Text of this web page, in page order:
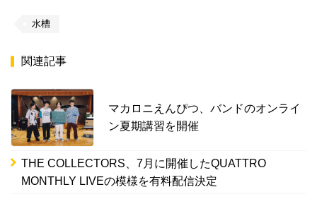
水槽
関連記事
マカロニえんぴつ、バンドのオンライ
ン夏期講習を開催
THE COLLECTORS、7月に開催したQUATTRO
MONTHLY LIVEの模様を有料配信決定